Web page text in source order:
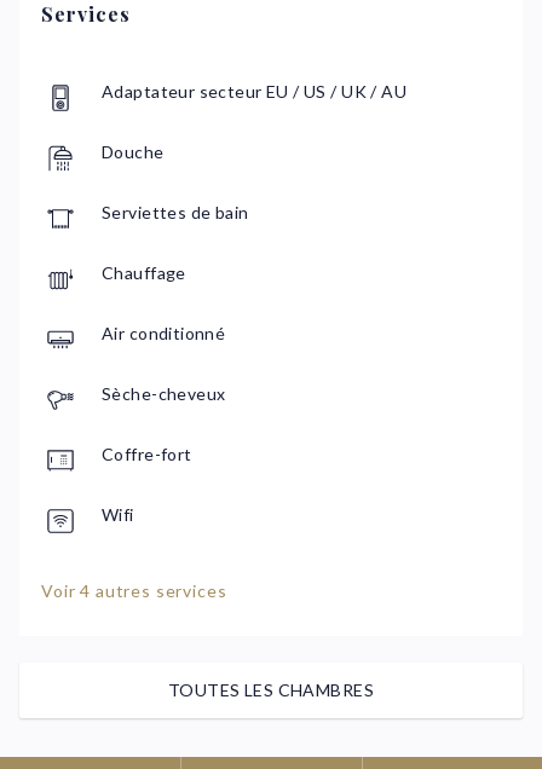
Services
Adaptateur secteur EU / US / UK / AU
Douche
Serviettes de bain
Chauffage
Air conditionné
Sèche-cheveux
Coffre-fort
Wifi
Voir 4 autres services
TOUTES LES CHAMBRES